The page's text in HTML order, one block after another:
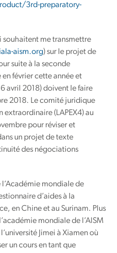
3rd-preparatory-
souhaitent me transmettre
aism.org) sur le projet de
suite à la seconde
février cette année et
avril 2018) doivent le faire
2018. Le comité juridique
extraordinaire (LAPEX4) au
pour réviser et
un projet de texte
des négociations
mondiale de
d’aides à la
en Chine et au Surinam. Plus
mondiale de l’AISM
Jimei à Xiamen où
un cours en tant que